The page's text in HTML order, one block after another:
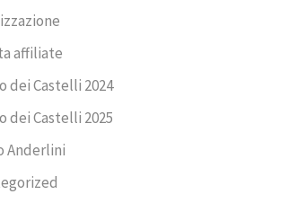
affiliate
dei Castelli 2024
dei Castelli 2025
Anderlini